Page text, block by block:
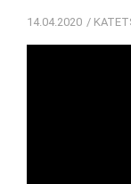
14.04.2020